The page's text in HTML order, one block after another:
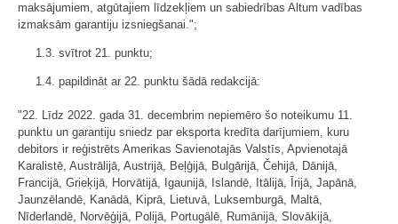
maksājumiem, atgūtajiem līdzekļiem un sabiedrības Altum vadības
izmaksām garantiju izsniegšanai.";
1.3. svītrot 21. punktu;
1.4. papildināt ar 22. punktu šādā redakcijā:
"22. Līdz 2022. gada 31. decembrim nepiemēro šo noteikumu 11.
punktu un garantiju sniedz par eksporta kredīta darījumiem, kuru
debitors ir reģistrēts Amerikas Savienotajās Valstīs, Apvienotajā
Karalistē, Austrālijā, Austrijā, Beļģijā, Bulgārijā, Čehijā, Dānijā,
Francijā, Grieķijā, Horvātijā, Igaunijā, Islandē, Itālijā, Īrijā, Japānā,
Jaunzēlandē, Kanādā, Kiprā, Lietuvā, Luksemburgā, Maltā,
Nīderlandē, Norvēģijā, Polijā, Portugālē, Rumānijā, Slovākijā,